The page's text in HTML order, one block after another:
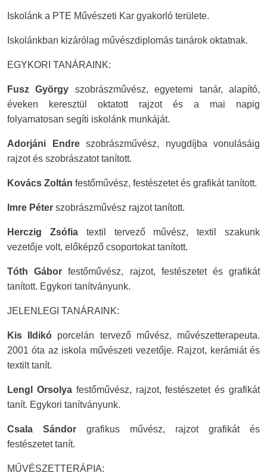
Iskolánk a PTE Művészeti Kar gyakorló területe.
Iskolánkban kizárólag művészdiplomás tanárok oktatnak.
EGYKORI TANÁRAINK:
Fusz György szobrászművész, egyetemi tanár, alapító,
éveken keresztül oktatott rajzot és a mai napig
folyamatosan segíti iskolánk munkáját.
Adorjáni Endreszobrászművész, nyugdíjba vonulásáig
rajzot és szobrászatot tanított.
Kovács Zoltán festőművész, festészetet és grafikát tanított.
Imre Péter szobrászművész rajzot tanított.
Herczig Zsófiatextil tervező művész, textil szakunk
vezetője volt, előképző csoportokat tanított.
Tóth Gábor festőművész, rajzot, festészetet és grafikát
tanított. Egykori tanítványunk.
JELENLEGI TANÁRAINK:
Kis Ildikó porcelán tervező művész, művészetterapeuta.
2001 óta az iskola művészeti vezetője. Rajzot, kerámiát és
textilt tanít.
Lengl Orsolyafestőművész, rajzot, festészetet és grafikát
tanít. Egykori tanítványunk.
Csala Sándor grafikus művész, rajzot grafikát és
festészetet tanít.
MŰVÉSZETTERÁPIA: